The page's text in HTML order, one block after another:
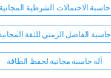
حاسبة الاحتمالات الشرطية المجانية
حاسبة الفاصل الزمني للثقة
آلة حاسبة مجانية لحفظ الطاقة